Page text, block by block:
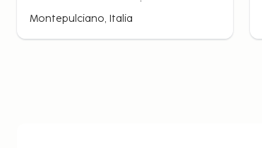
Montepulciano, Italia